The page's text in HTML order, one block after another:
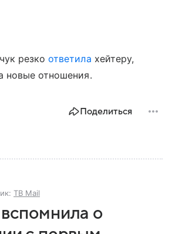
резкоответила хейтеру,
новые отношения.
Поделиться
ТВ Mail
о